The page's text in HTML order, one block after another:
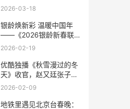
新表达
2026-03-18
银龄焕新彩 温暖中国年
——《2026银龄新春联欢
会》聚焦有爱有梦老龄群
2026-02-19
优酷独播《秋雪漫过的冬
天》收官，赵又廷张子枫
于视觉升温中治愈你我
2026-02-09
地铁里遇见北京台春晚：